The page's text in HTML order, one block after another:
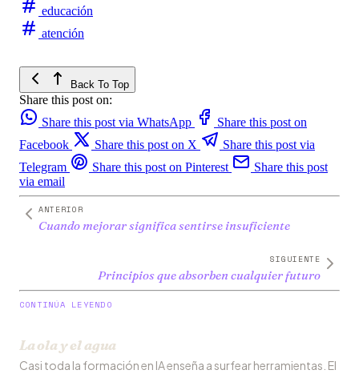
educación
atención
Back To Top
Share this post on:
Share this post via WhatsApp
Share this post on
Facebook
Share this post on X
Share this post via
Telegram
Share this post on Pinterest
Share this post
via email
ANTERIOR
Cuando mejorar significa sentirse insuficiente
SIGUIENTE
Principios que absorben cualquier futuro
CONTINÚA LEYENDO
La ola y el agua
Casi toda la formación en IA enseña a surfear herramientas. El